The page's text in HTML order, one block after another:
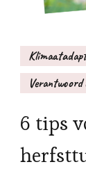
6 tips